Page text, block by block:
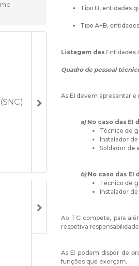
Tipo B, entidades
Tipo A+B,
Listagem das Entidades
Quadro de pessoal
As EI devem apresentar
a)No caso das EI
Técnico de
Instalador
Soldador de
b)No caso das EI
Técnico de
Instalador de
Ao TG compete, para
respetiva
As EI podem dispor de
funções que exerçam.